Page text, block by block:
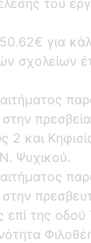
για
σχολείων
2 και
Ψυχικού.
επί της